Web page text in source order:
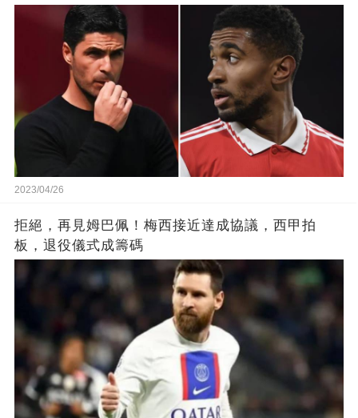
2023/04/26
拒絕，再見姆巴佩！梅西接近達成協議，西甲拍
板，退役儀式成籌碼